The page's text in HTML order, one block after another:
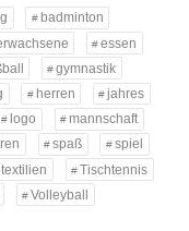
badminton
essen
gymnastik
herren
jahres
logo
mannschaft
spaß
spiel
textilien
Tischtennis
Volleyball